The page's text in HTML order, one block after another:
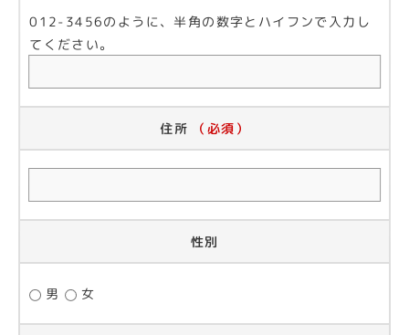
012-3456のように、半角の数字とハイフンで入力し
てください。
住所 （必須）
性別
男 女